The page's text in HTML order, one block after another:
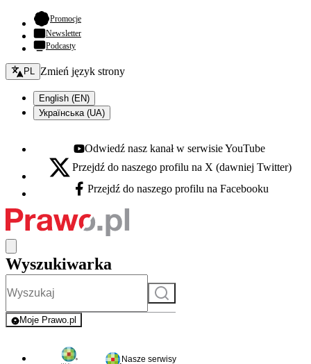
Promocje- otwiera się w nowej karcie
Newsletter
Podcasty
Zmień język - bieżący:
PL Zmień język strony
English (EN)
Українська (UA)
Youtube - otwiera się w nowej karcie
Odwiedź nasz kanał w serwisie YouTube
X - otwiera się w nowej karcie
Przejdź do naszego profilu na X (dawniej Twitter)
Facebook - otwiera się w nowej karcie
Przejdź do naszego profilu na Facebooku
Wyszukiwarka
Szukaj
Moje Prawo.pl
- rejestracja i logowanie do serwisu
Nasze serwisy